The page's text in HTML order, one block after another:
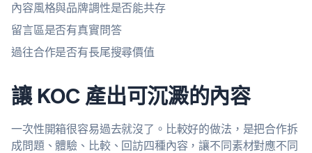
內容風格與品牌調性是否能共存
留言區是否有真實問答
過往合作是否有長尾搜尋價值
讓 KOC 產出可沉澱的內容
一次性開箱很容易過去就沒了。比較好的做法，是把合作拆
成問題、體驗、比較、回訪四種內容，讓不同素材對應不同